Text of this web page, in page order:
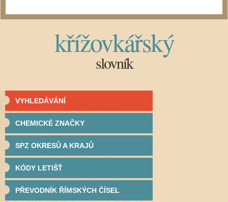
křížovkářský
slovník
VYHLEDÁVÁNÍ
CHEMICKÉ ZNAČKY
SPZ OKRESŮ A KRAJŮ
KÓDY LETIŠŤ
PŘEVODNÍK ŘÍMSKÝCH ČÍSEL